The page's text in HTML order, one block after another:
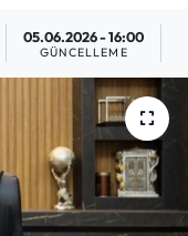
05.06.2026 - 16:00
GÜNCELLEME